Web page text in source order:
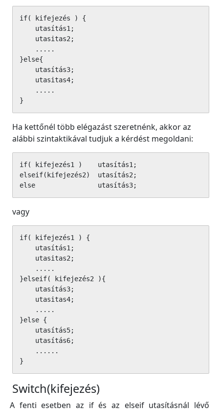
if( kifejezés ) {
    utasítás1;
    utasitas2;
    .....
}else{
    utasítás3;
    utasitas4;
    .....
}
Ha kettőnél több elégazást szeretnénk, akkor az
alábbi szintaktikával tudjuk a kérdést megoldani:
if( kifejezés1 )    utasítás1;
elseif(kifejezés2)  utasítás2;
else                utasítás3;
vagy
if( kifejezés1 ) {
    utasítás1;
    utasitas2;
    .....
}elseif( kifejezés2 ){
    utasítás3;
    utasitas4;
    .....
}else {
    utasítás5;
    utasítás6;
    ......
}
Switch(kifejezés)
A fenti esetben az if és az elseif utasításnál lévő